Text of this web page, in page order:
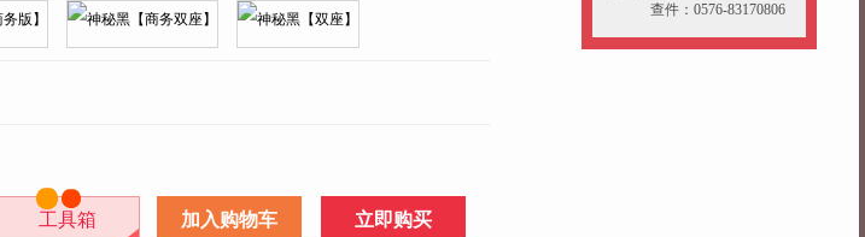
工具箱 加入购物车 立即购买
查件：0576-83170806